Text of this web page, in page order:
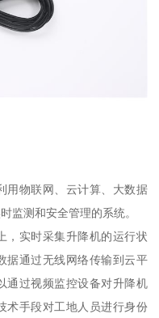
用物联网、云计算、大数据
监测和安全管理的系统。
，实时采集升降机的运行状
据通过无线网络传输到云平
通过视频监控设备对升降机
术手段对工地人员进行身份